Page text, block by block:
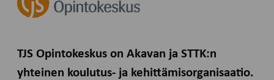
TJS Opintokeskus on Akavan ja STTK:n
yhteinen koulutus- ja kehittämisorganisaatio.